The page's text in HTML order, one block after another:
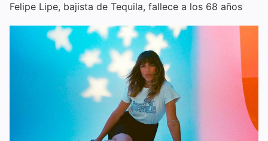
Felipe Lipe, bajista de Tequila, fallece a los 68 años